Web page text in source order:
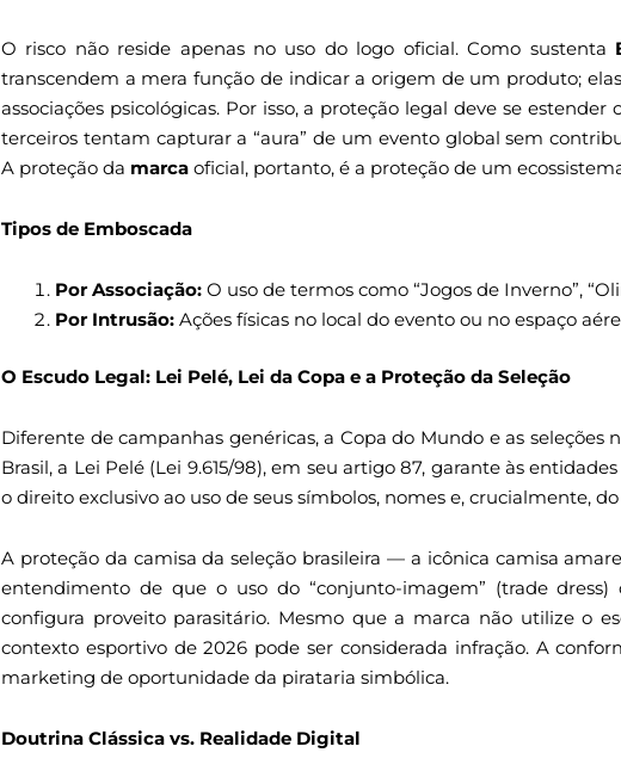
O risco não reside apenas no uso do logo oficial. Como sustenta
transcendem a mera função de indicar a origem de um produto;
associações psicológicas. Por isso, a proteção legal deve se estender
terceiros tentam capturar a “aura” de um evento global sem
A proteção da marca oficial, portanto, é a proteção de um
Tipos de Emboscada
Por Associação: O uso de termos como “Jogos de Inverno”,
Por Intrusão: Ações físicas no local do evento ou no espaço
O Escudo Legal: Lei Pelé, Lei da Copa e a Proteção da Seleção
Diferente de campanhas genéricas, a Copa do Mundo e as seleções
Brasil, a Lei Pelé (Lei 9.615/98), em seu artigo 87, garante às
o direito exclusivo ao uso de seus símbolos, nomes e, crucialmente,
A proteção da camisa da seleção brasileira — a icônica camisa
entendimento de que o uso do “conjunto-imagem” (trade dress)
configura proveito parasitário. Mesmo que a marca não utilize o
contexto esportivo de 2026 pode ser considerada infração. A
marketing de oportunidade da pirataria simbólica.
Doutrina Clássica vs. Realidade Digital